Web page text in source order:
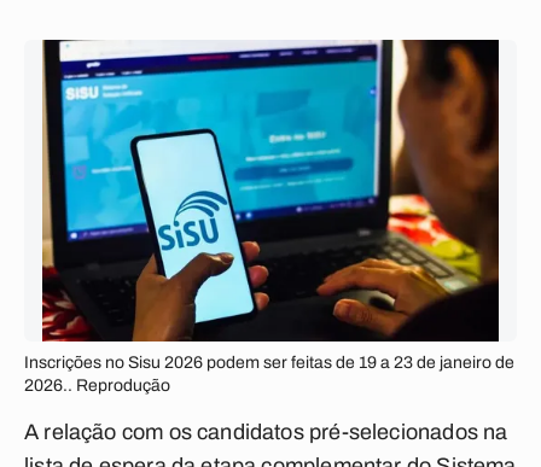
Inscrições no Sisu 2026 podem ser feitas de 19 a 23 de janeiro de
2026.. Reprodução
A relação com os candidatos pré-selecionados na